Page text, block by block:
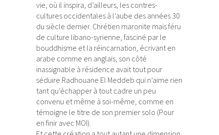
vie, où il inspira, d’ailleurs, les contres-
cultures occidentales à l’aube des années 30
du siècle dernier. Chrétien maronite mais féru
de culture libano-syrienne, fasciné par le
bouddhisme et la réincarnation, écrivant en
arabe comme en anglais, son côté
inassignable à résidence avait tout pour
séduire Radhouane El Meddeb qui n’aime rien
tant qu’échapper à tout cadre un peu
convenu et même à soi-même, comme en
témoigne le titre de son premier solo (Pour
en finir avec MOI).